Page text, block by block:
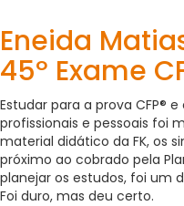
Eneida
45º Exame
Estudar para a prova CFP®
profissionais e pessoais foi
material didático da FK, os
próximo ao cobrado pela
planejar os estudos, foi um
Foi duro, mas deu certo.